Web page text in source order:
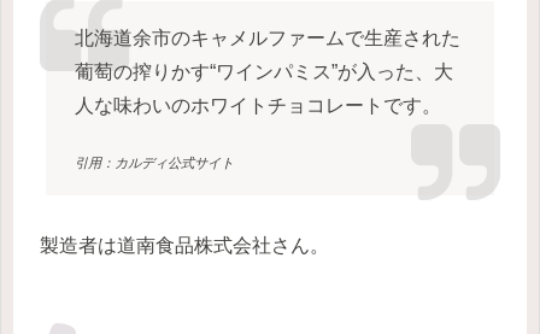
北海道余市のキャメルファームで生産された
葡萄の搾りかす“ワインパミス”が入った、大
人な味わいのホワイトチョコレートです。
引用：カルディ公式サイト
製造者は道南食品株式会社さん。